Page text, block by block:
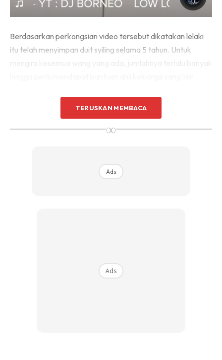
Berdasarkan perkongsian video tersebut dikatakan lelaki
itu telah menyimpan duit syiling selama 5 tahun. Untuk
TERUSKAN MEMBACA
∞
Ads
Ads